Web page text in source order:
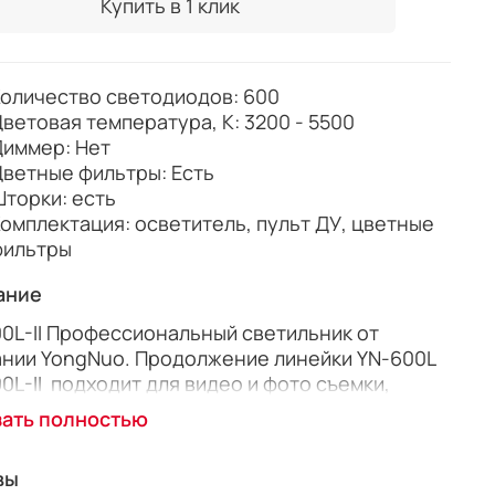
Купить в 1 клик
светодиодов: 600
температура, К: 3200 - 5500
Нет
фильтры: Есть
есть
осветитель, пульт ДУ, цветные
II Профессиональный светильник от
YongNuo. Продолжение линейки YN-600L
II подходит для видео и фото съемки,
как основной и дополнительный свет.
CRI -95, регулировка температуры
полностью